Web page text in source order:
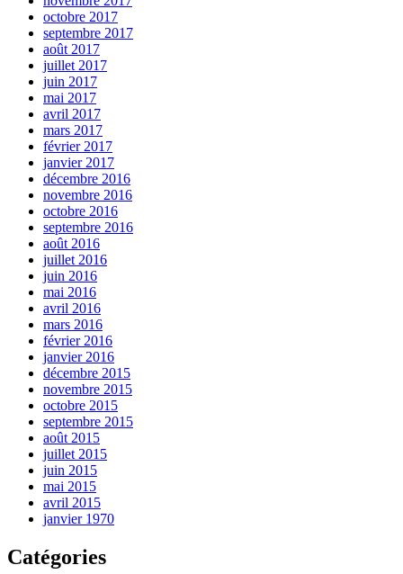
octobre 2017
septembre 2017
août 2017
juillet 2017
juin 2017
mai 2017
avril 2017
mars 2017
février 2017
janvier 2017
décembre 2016
novembre 2016
octobre 2016
septembre 2016
août 2016
juillet 2016
juin 2016
mai 2016
avril 2016
mars 2016
février 2016
janvier 2016
décembre 2015
novembre 2015
octobre 2015
septembre 2015
août 2015
juillet 2015
juin 2015
mai 2015
avril 2015
janvier 1970
Catégories